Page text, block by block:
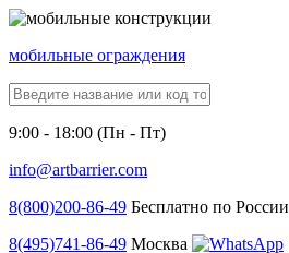
мобильные ограждения
9:00 - 18:00 (Пн - Пт)
info@artbarrier.com
8(800)200-86-49 Бесплатно по России
8(495)741-86-49 Москва